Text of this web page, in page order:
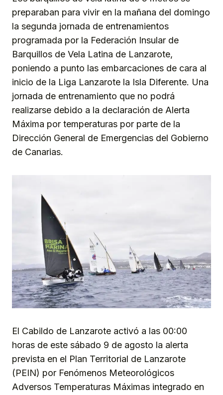
preparaban para vivir en la mañana del domingo
la segunda jornada de entrenamientos
programada por la Federación Insular de
Barquillos de Vela Latina de Lanzarote,
poniendo a punto las embarcaciones de cara al
inicio de la Liga Lanzarote la Isla Diferente. Una
jornada de entrenamiento que no podrá
realizarse debido a la declaración de Alerta
Máxima por temperaturas por parte de la
Dirección General de Emergencias del Gobierno
de Canarias.
El Cabildo de Lanzarote activó a las 00:00
horas de este sábado 9 de agosto la alerta
prevista en el Plan Territorial de Lanzarote
(PEIN) por Fenómenos Meteorológicos
Adversos Temperaturas Máximas integrado en